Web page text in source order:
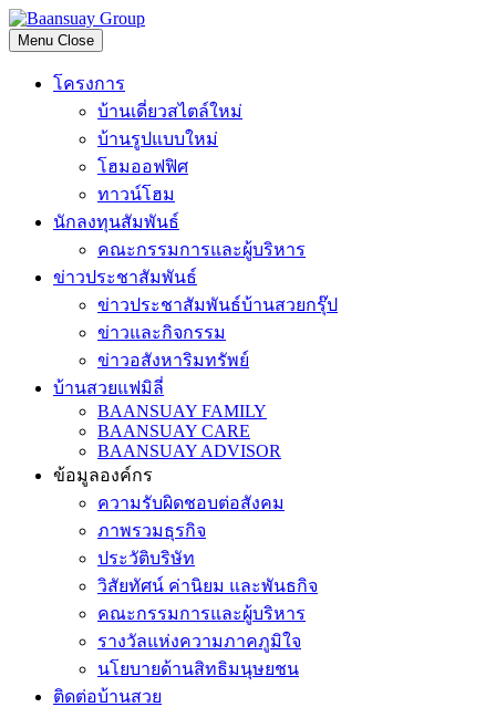
Skip
to
content
Menu Close
โครงการ
บ้านเดี่ยวสไตล์ใหม่
บ้านรูปแบบใหม่
โฮมออฟฟิศ
ทาวน์โฮม
นักลงทุนสัมพันธ์
คณะกรรมการและผู้บริหาร
ข่าวประชาสัมพันธ์
ข่าวประชาสัมพันธ์บ้านสวยกรุ๊ป
ข่าวและกิจกรรม
ข่าวอสังหาริมทรัพย์
บ้านสวยแฟมิลี่
BAANSUAY FAMILY
BAANSUAY CARE
BAANSUAY ADVISOR
ข้อมูลองค์กร
ความรับผิดชอบต่อสังคม
ภาพรวมธุรกิจ
ประวัติบริษัท
วิสัยทัศน์ ค่านิยม และพันธกิจ
คณะกรรมการและผู้บริหาร
รางวัลแห่งความภาคภูมิใจ
นโยบายด้านสิทธิมนุษยชน
ติดต่อบ้านสวย